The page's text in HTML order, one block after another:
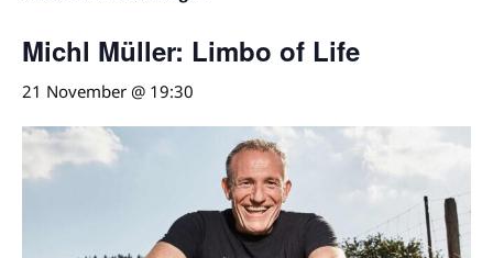
Michl Müller: Limbo of Life
21 November @ 19:30